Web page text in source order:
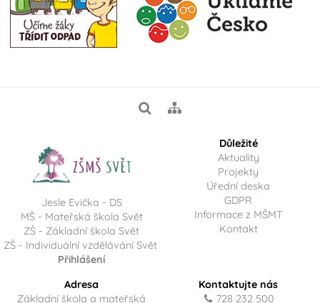
Jesle Evička - DS
MŠ - Mateřská škola Svět
ZŠ - Základní škola Svět
ZŠ - Individuální vzdělávání Svět
Přihlášení
Důležité
Aktuality
Projekty
Úřední deska
GDPR
Informace z MŠMT
Kontakt
Adresa
Základní škola a mateřská
Kontaktujte nás
728 232 500